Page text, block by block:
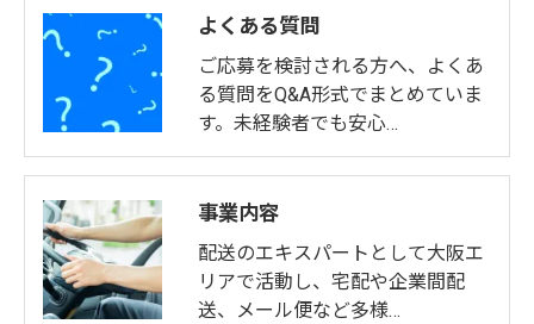
よくある質問
ご応募を検討される方へ、よくあ
る質問をQ&A形式でまとめていま
す。未経験者でも安心…
事業内容
配送のエキスパートとして大阪エ
リアで活動し、宅配や企業間配
送、メール便など多様…